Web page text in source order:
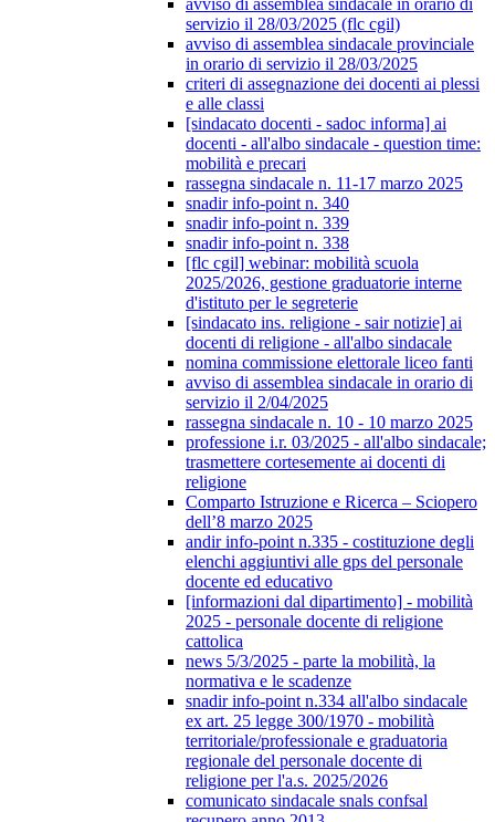
avviso di assemblea sindacale in orario di
servizio il 28/03/2025 (flc cgil)
avviso di assemblea sindacale provinciale
in orario di servizio il 28/03/2025
criteri di assegnazione dei docenti ai plessi
e alle classi
[sindacato docenti - sadoc informa] ai
docenti - all'albo sindacale - question time:
mobilità e precari
rassegna sindacale n. 11-17 marzo 2025
snadir info-point n. 340
snadir info-point n. 339
snadir info-point n. 338
[flc cgil] webinar: mobilità scuola
2025/2026, gestione graduatorie interne
d'istituto per le segreterie
[sindacato ins. religione - sair notizie] ai
docenti di religione - all'albo sindacale
nomina commissione elettorale liceo fanti
avviso di assemblea sindacale in orario di
servizio il 2/04/2025
rassegna sindacale n. 10 - 10 marzo 2025
professione i.r. 03/2025 - all'albo sindacale;
trasmettere cortesemente ai docenti di
religione
Comparto Istruzione e Ricerca – Sciopero
dell’8 marzo 2025
andir info-point n.335 - costituzione degli
elenchi aggiuntivi alle gps del personale
docente ed educativo
[informazioni dal dipartimento] - mobilità
2025 - personale docente di religione
cattolica
news 5/3/2025 - parte la mobilità, la
normativa e le scadenze
snadir info-point n.334 all'albo sindacale
ex art. 25 legge 300/1970 - mobilità
territoriale/professionale e graduatoria
regionale del personale docente di
religione per l'a.s. 2025/2026
comunicato sindacale snals confsal